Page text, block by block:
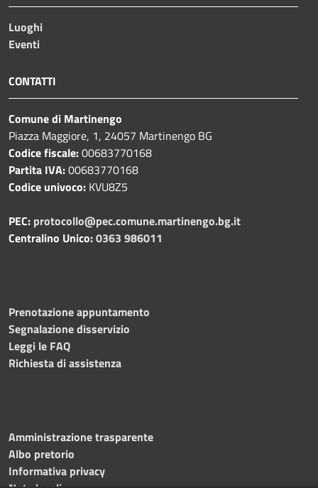
Luoghi
Eventi
CONTATTI
Comune di Martinengo
Piazza Maggiore, 1, 24057 Martinengo BG
Codice fiscale:00683770168
Partita IVA:00683770168
Codice univoco: KVU8Z5
PEC: protocollo@pec.comune.martinengo.bg.it
Centralino Unico:0363 986011
Prenotazione appuntamento
Segnalazione disservizio
Leggi le FAQ
Richiesta di assistenza
Amministrazione trasparente
Albo pretorio
Informativa privacy